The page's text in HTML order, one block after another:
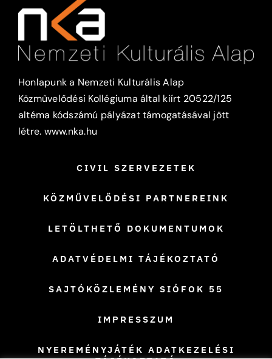
Honlapunk a Nemzeti Kulturális Alap
Közművelődési Kollégiuma által kiírt 20522/125
altéma kódszámú pályázat támogatásával jött
létre. www.nka.hu
CIVIL SZERVEZETEK
KÖZMŰVELŐDÉSI PARTNEREINK
LETÖLTHETŐ DOKUMENTUMOK
ADATVÉDELMI TÁJÉKOZTATÓ
SAJTÓKÖZLEMÉNY SIÓFOK 55
IMPRESSZUM
NYEREMÉNYJÁTÉK ADATKEZELÉSI